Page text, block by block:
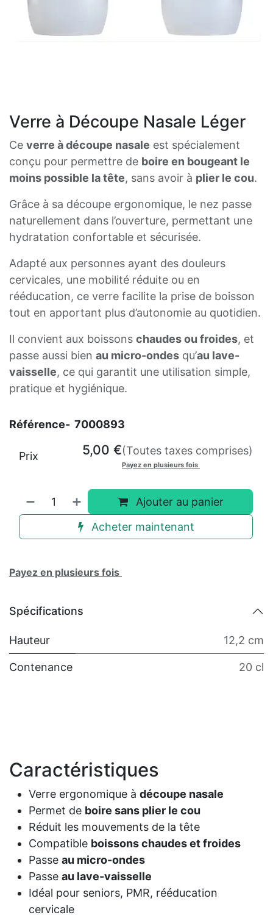
Verre à Découpe Nasale Léger
Ce verre à découpe nasale est spécialement
conçu pour permettre de boire en bougeant le
moins possible la tête, sans avoir à plier le cou.
Grâce à sa découpe ergonomique, le nez passe
naturellement dans l’ouverture, permettant une
hydratation confortable et sécurisée.
Adapté aux personnes ayant des douleurs
cervicales, une mobilité réduite ou en
rééducation, ce verre facilite la prise de boisson
tout en apportant plus d’autonomie au quotidien.
Il convient aux boissons chaudes ou froides, et
passe aussi bien au micro-ondes qu’au lave-
vaisselle, ce qui garantit une utilisation simple,
pratique et hygiénique.
Référence- 7000893
Ajouter au panier
Acheter maintenant
Prix 5,00 €(Toutes taxes comprises)
Payez en plusieurs fois
Payez en plusieurs fois
Spécifications
Hauteur 12,2 cm
Contenance 20 cl
Caractéristiques
Verre ergonomique à découpe nasale
Permet de boire sans plier le cou
Réduit les mouvements de la tête
Compatible boissons chaudes et froides
Passe au micro-ondes
Passe au lave-vaisselle
Idéal pour seniors, PMR, rééducation
cervicale